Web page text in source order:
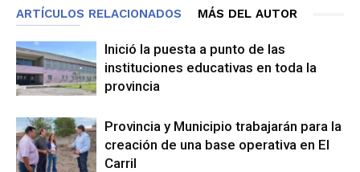
ARTÍCULOS RELACIONADOS MÁS DEL AUTOR
Inició la puesta a punto de las
instituciones educativas en toda la
provincia
Provincia y Municipio trabajarán para la
creación de una base operativa en El
Carril